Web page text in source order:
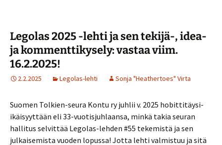
Legolas 2025 -lehti ja sen tekijä-, idea-
ja kommenttikysely: vastaa viim.
16.2.2025!
2.2.2025 Legolas-lehti Sonja "Heathertoes" Virta
Suomen Tolkien-seura Kontu ry juhlii v. 2025 hobittitäysi-
ikäisyyttään eli 33-vuotisjuhlaansa, minkä takia seuran
hallitus selvittää Legolas-lehden #55 tekemistä ja sen
julkaisemista vuoden lopussa! Jotta lehti valmistuu ja sitä